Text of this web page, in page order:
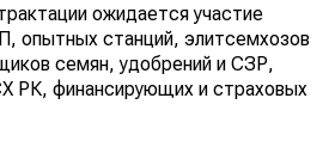
ожидается участие
опытных станций, элитсемхозов
семян, удобрений и СЗР,
РК, финансирующих и страховых